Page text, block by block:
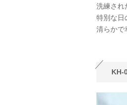
洗練され
特別な日
清らかで